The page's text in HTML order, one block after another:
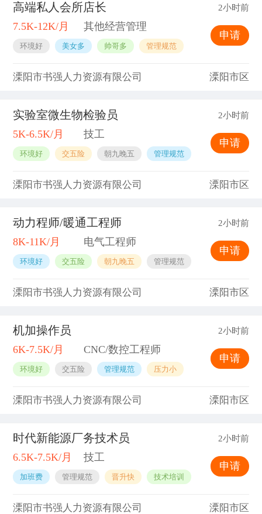
高端私人会所店长 2小时前
7.5K-12K/月 其他经营管理
环境好 美女多 帅哥多 管理规范
申请
溧阳市书强人力资源有限公司 溧阳市区
实验室微生物检验员 2小时前
5K-6.5K/月 技工
环境好 交五险 朝九晚五 管理规范
申请
溧阳市书强人力资源有限公司 溧阳市区
动力程师/暖通工程师 2小时前
8K-11K/月 电气工程师
环境好 交五险 朝九晚五 管理规范
申请
溧阳市书强人力资源有限公司 溧阳市区
机加操作员 2小时前
6K-7.5K/月 CNC/数控工程师
环境好 交五险 管理规范 压力小
申请
溧阳市书强人力资源有限公司 溧阳市区
时代新能源厂务技术员 2小时前
6.5K-7.5K/月 技工
加班费 管理规范 晋升快 技术培训
申请
溧阳市书强人力资源有限公司 溧阳市区